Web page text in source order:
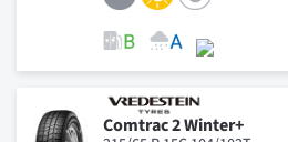
Comtrac 2 Winter+